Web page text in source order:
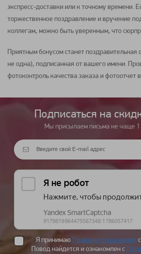
экспресс-доставки или к точному времени.
торжественное поздравление и вручение
коллегам, можно быть уверенным, что
Приятным бонусом станет поздравительная
не одна), подписанная от вашего имени.
фотоконтроль качества заказа и фотоотчет
Подписаться на
Мы присылаем письма не чаще 1
Я принимаю Правила пользования
Повод найдется и ознакомлен с